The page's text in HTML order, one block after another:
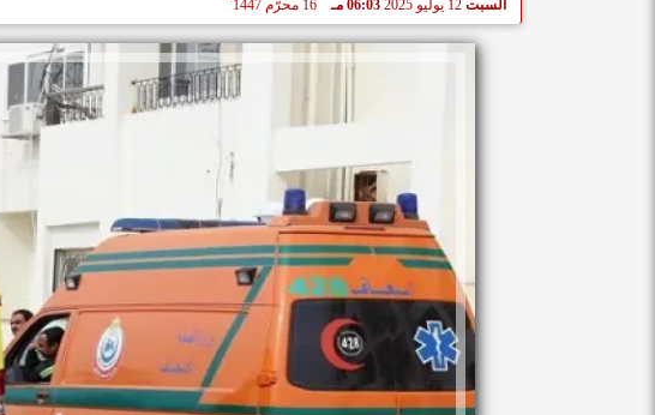
السبت 12 يوليو 2025 06:03 مـ 16 محرّم 1447